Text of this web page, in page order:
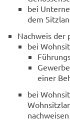
bei
dem
Nachweis der
bei
einer
bei
nachweisen